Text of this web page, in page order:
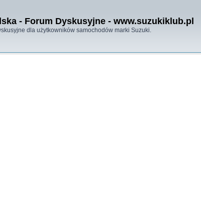
- Forum Dyskusyjne - www.suzukiklub.pl
dla użytkowników samochodów marki Suzuki.